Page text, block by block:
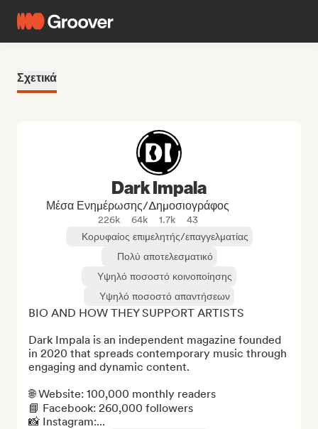
Σχετικά
Dark Impala
Μέσα Ενημέρωσης/Δημοσιογράφος
226k 64k 1.7k
43
Κορυφαίος επιμελητής/επαγγελματίας
Πολύ αποτελεσματικό
Υψηλό ποσοστό κοινοποίησης
Υψηλό ποσοστό απαντήσεων
BIO AND HOW THEY SUPPORT ARTISTS
Dark Impala is an independent magazine founded
in 2020 that spreads contemporary music through
engaging and dynamic content.
🌐 Website: 100,000 monthly readers
📘 Facebook: 260,000 followers
📸 Instagram:...